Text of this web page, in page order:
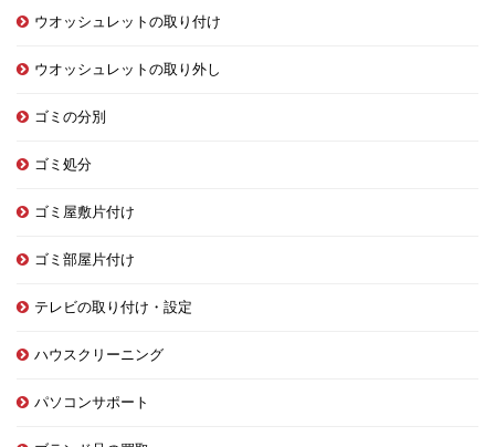
ウオッシュレットの取り付け
ウオッシュレットの取り外し
ゴミの分別
ゴミ処分
ゴミ屋敷片付け
ゴミ部屋片付け
テレビの取り付け・設定
ハウスクリーニング
パソコンサポート